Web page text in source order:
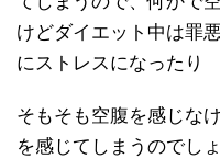
けどダイエット中は罪
にストレスになったり
そもそも空腹を感じな
を感じてしまうのでし